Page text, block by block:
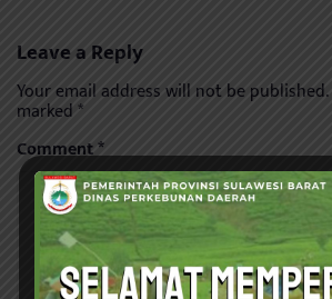
Leave a Reply
Your email address will not be published.
marked*
Comment*